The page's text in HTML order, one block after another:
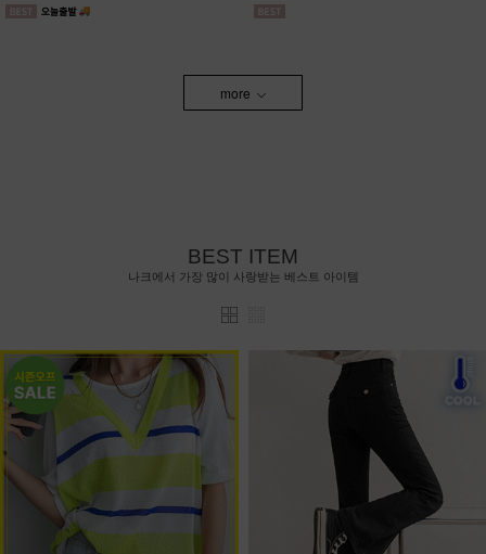
more
BEST ITEM
나크에서 가장 많이 사랑받는 베스트 아이템